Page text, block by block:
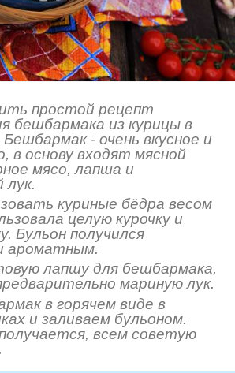
простой рецепт
бешбармака из курицы в
- очень вкусное и
в основу входят мясной
мясо, лапша и
лук.
куриные бёдра весом
целую курочку и
Бульон получился
ароматным.
лапшу для бешбармака,
мариную лук.
в горячем виде в
и заливаем бульоном.
всем советую